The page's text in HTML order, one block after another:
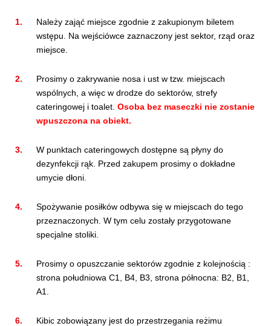
Należy zająć miejsce zgodnie z zakupionym biletem
wstępu. Na wejściówce zaznaczony jest sektor, rząd oraz
miejsce.
Prosimy o zakrywanie nosa i ust w tzw. miejscach
wspólnych, a więc w drodze do sektorów, strefy
cateringowej i toalet. Osoba bez maseczki nie zostanie
wpuszczona na obiekt.
W punktach cateringowych dostępne są płyny do
dezynfekcji rąk. Przed zakupem prosimy o dokładne
umycie dłoni.
Spożywanie posiłków odbywa się w miejscach do tego
przeznaczonych. W tym celu zostały przygotowane
specjalne stoliki.
Prosimy o opuszczanie sektorów zgodnie z kolejnością :
strona południowa C1, B4, B3, strona północna: B2, B1,
A1.
Kibic zobowiązany jest do przestrzegania reżimu